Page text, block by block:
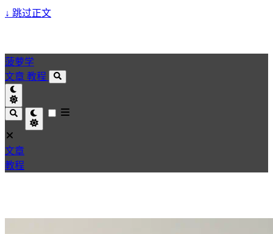
↓ 跳过正文
菠萝学
文章 教程
文章
教程